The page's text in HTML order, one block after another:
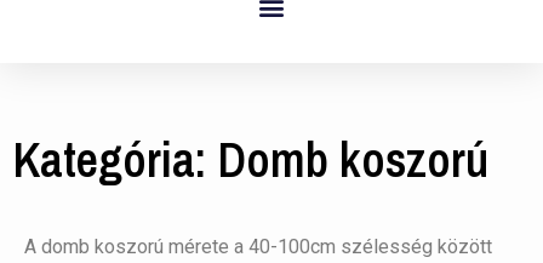
Kategória: Domb koszorú
A domb koszorú mérete a 40-100cm szélesség között